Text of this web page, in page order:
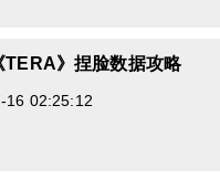
TERA》捏脸数据攻略
16 02:25:12